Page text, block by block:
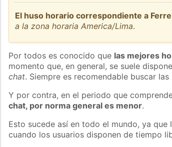
El huso horario correspondiente a
a la zona horaria America/Lima.
Por todos es conocido que las mejores
momento que, en general, se suele
chat. Siempre es recomendable buscar
Y por contra, en el periodo que
chat, por norma general es menor.
Esto sucede así en todo el mundo, ya
cuando los usuarios disponen de tiempo